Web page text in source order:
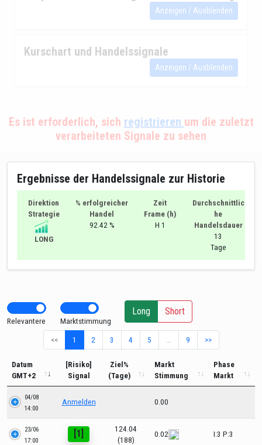
Anzeigen / Ausblenden
Kurschart und Handelssignale
Anzeigen / Ausblenden
Es ist erforderlich, sich registrieren um die zuletzt
verarbeiteten Signale zu sehen
Ergebnisse der Handelssignale zur Historie
Direktion
Strategie
LONG
% erfolgreicher
Handel
92.42 %
Zeit
Frame (h)
H 1
Durchschnittlic
he
Handelsdauer
13
Tage
Relevantere Marktstimmung
Long Short
<< 1 2 3 4 5 9 >>
Datum
GMT+2
[Risiko]
Signal
Ziel%
(Tage)
Markt
Stimmung
Phase
Markt
04/08
14:00
Anmelden 0.00
23/06
17:00
[1]
124.04
(188)
0.02 I:3 P:3